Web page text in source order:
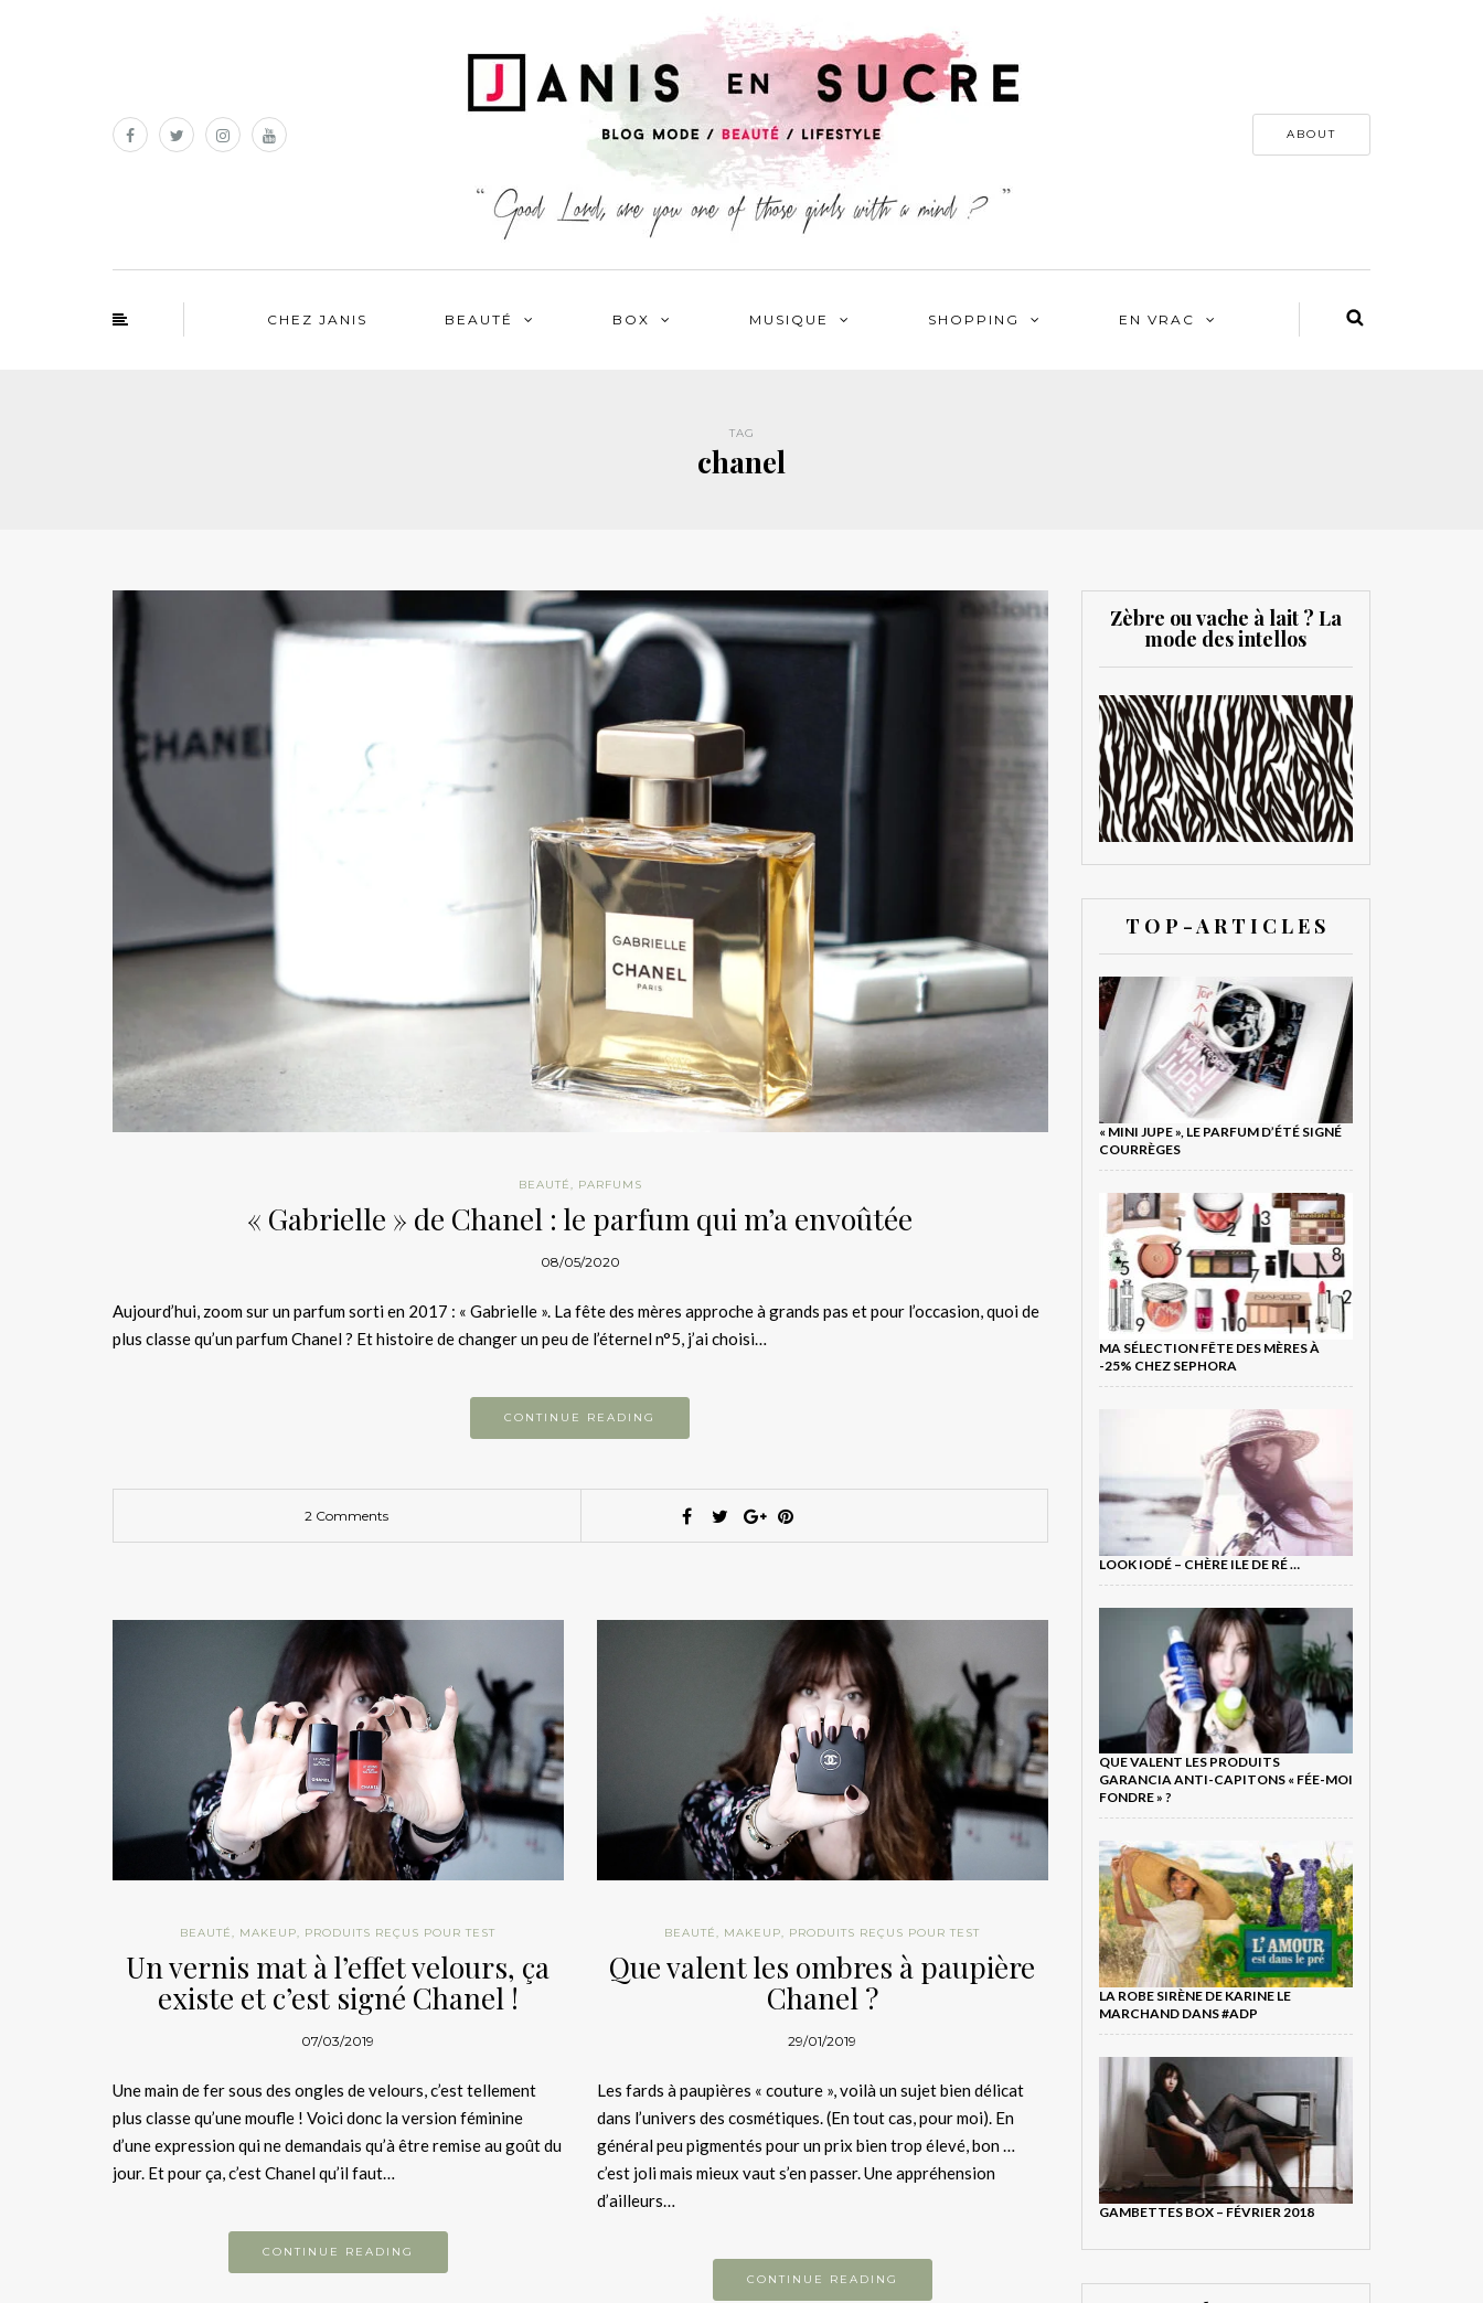
ABOUT
CHEZ JANIS BEAUTÉ BOX MUSIQUE SHOPPING EN VRAC
TAG
chanel
BEAUTÉ, PARFUMS
« Gabrielle » de Chanel : le parfum qui m’a envoûtée
08/05/2020
Aujourd’hui, zoom sur un parfum sorti en 2017 : « Gabrielle ». La fête des mères approche à grands pas et pour l’occasion, quoi de
plus classe qu’un parfum Chanel ? Et histoire de changer un peu de l’éternel n°5, j’ai choisi…
CONTINUE READING
2 Comments
BEAUTÉ, MAKEUP, PRODUITS REÇUS POUR TEST
Un vernis mat à l’effet velours, ça
existe et c’est signé Chanel !
07/03/2019
Une main de fer sous des ongles de velours, c’est tellement
plus classe qu’une moufle ! Voici donc la version féminine
d’une expression qui ne demandais qu’à être remise au goût du
jour. Et pour ça, c’est Chanel qu’il faut…
CONTINUE READING
BEAUTÉ, MAKEUP, PRODUITS REÇUS POUR TEST
Que valent les ombres à paupière
Chanel ?
29/01/2019
Les fards à paupières « couture », voilà un sujet bien délicat
dans l’univers des cosmétiques. (En tout cas, pour moi). En
général peu pigmentés pour un prix bien trop élevé, bon …
c’est joli mais mieux vaut s’en passer. Une appréhension
d’ailleurs…
CONTINUE READING
Zèbre ou vache à lait ? La
mode des intellos
T O P - A R T I C L E S
« MINI JUPE », LE PARFUM D’ÉTÉ SIGNÉ
COURRÈGES
MA SÉLECTION FÊTE DES MÈRES À
-25% CHEZ SEPHORA
LOOK IODÉ – CHÈRE ILE DE RÉ …
QUE VALENT LES PRODUITS
GARANCIA ANTI-CAPITONS « FÉE-MOI
FONDRE » ?
LA ROBE SIRÈNE DE KARINE LE
MARCHAND DANS #ADP
GAMBETTES BOX – FÉVRIER 2018